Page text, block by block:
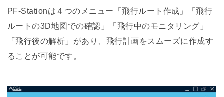
PF-Stationは４つのメニュー「飛行ルート作成」「飛行
ルートの3D地図での確認」「飛行中のモニタリング」
「飛行後の解析」があり、飛行計画をスムーズに作成す
ることが可能です。